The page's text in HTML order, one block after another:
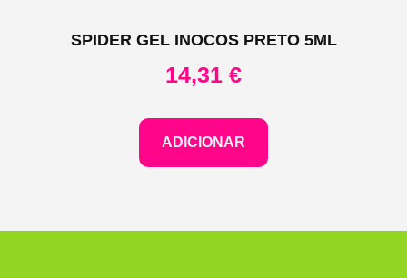
SPIDER GEL INOCOS PRETO 5ML
14,31 €
ADICIONAR